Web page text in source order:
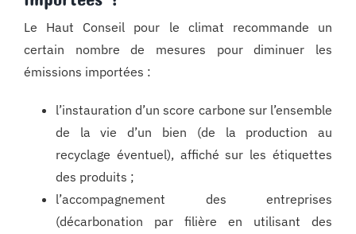
Le Haut Conseil pour le climat recommande un
certain nombre de mesures pour diminuer les
émissions importées :
l’instauration d’un score carbone sur l’ensemble
de la vie d’un bien (de la production au
recyclage éventuel), affiché sur les étiquettes
des produits ;
l’accompagnement des entreprises
(décarbonation par filière en utilisant des